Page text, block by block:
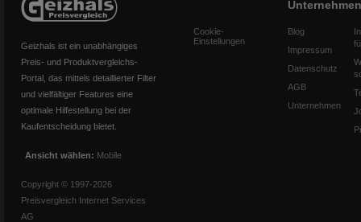
Geizhals ist ein unabhängiges
Preis- und Produktvergleichs-
Portal, das mittels detaillierter Filter
und vielfältiger Features eine
optimale Hilfestellung bei der
Kaufentscheidung bietet.
Ansicht wählen: Mobile
Copyright © 1997-2026
Preisvergleich Internet Services
AG
Cookie-
Einstellungen
Unternehmen
Blog
Impressum
Datenschutz
AGB
Unternehmen